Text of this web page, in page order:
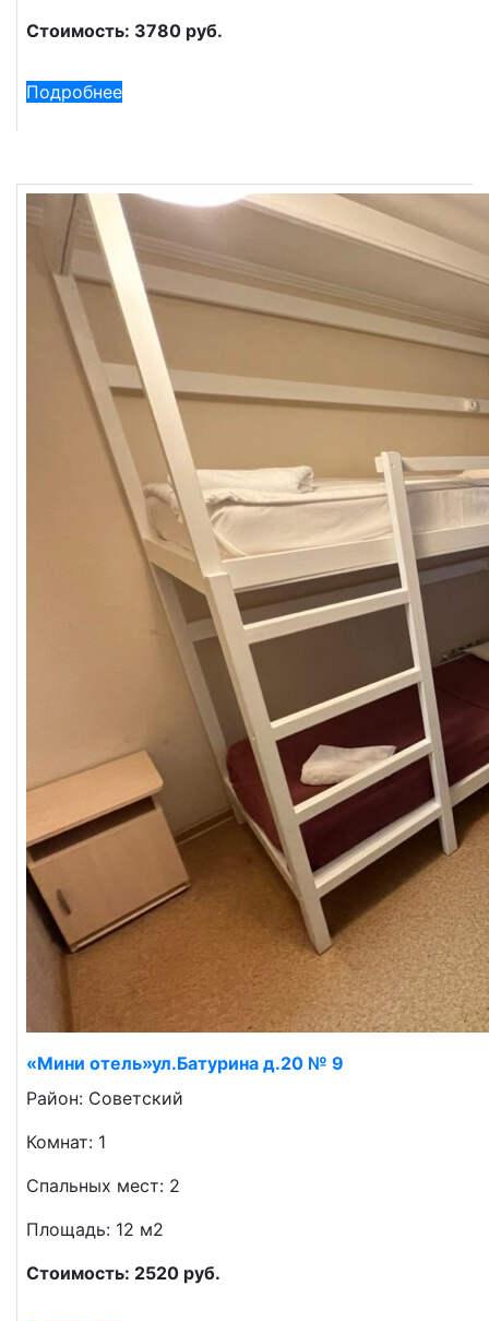
Стоимость: 3780 руб.
Подробнее
«Мини отель»ул.Батурина д.20 № 9
Район: Советский
Комнат: 1
Спальных мест: 2
Площадь: 12 м2
Стоимость: 2520 руб.